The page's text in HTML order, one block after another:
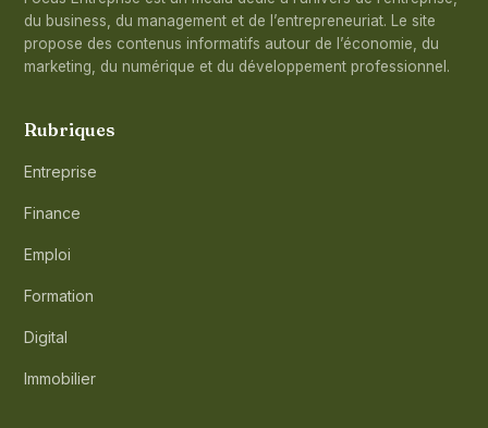
du business, du management et de l’entrepreneuriat. Le site
propose des contenus informatifs autour de l’économie, du
marketing, du numérique et du développement professionnel.
Rubriques
Entreprise
Finance
Emploi
Formation
Digital
Immobilier